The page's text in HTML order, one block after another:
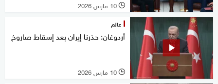
l 10 مارس 2026
عالم
أردوغان: حذرنا إيران بعد إسقاط صاروخ
l 10 مارس 2026